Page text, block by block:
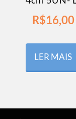
R$16,00
LER MAIS